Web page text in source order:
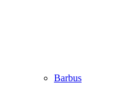
Barbus